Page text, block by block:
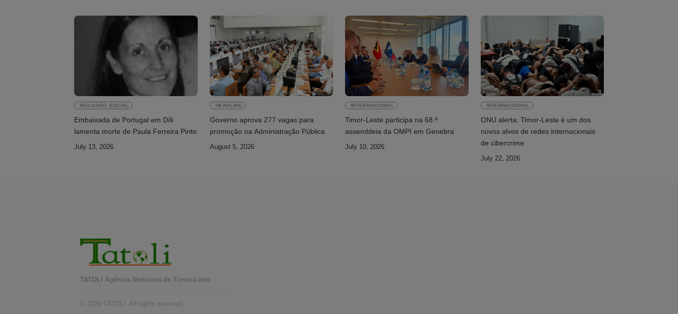
INCLUSÃO SOCIAL
Embaixada de Portugal em Díli
lamenta morte de Paula Ferreira Pinto
July 13, 2026
HEADLINE
Governo aprova 277 vagas para
promoção na Administração Pública
August 5, 2026
INTERNACIONAL
Timor-Leste participa na 68.ª
assembleia da OMPI em Genebra
July 10, 2026
INTERNACIONAL
ONU alerta: Timor-Leste é um dos
novos alvos de redes internacionais
de cibercrime
July 22, 2026
TATOLI Agência Noticiosa de Timor-Leste
© 2026 TATOLI. All rights reserved.